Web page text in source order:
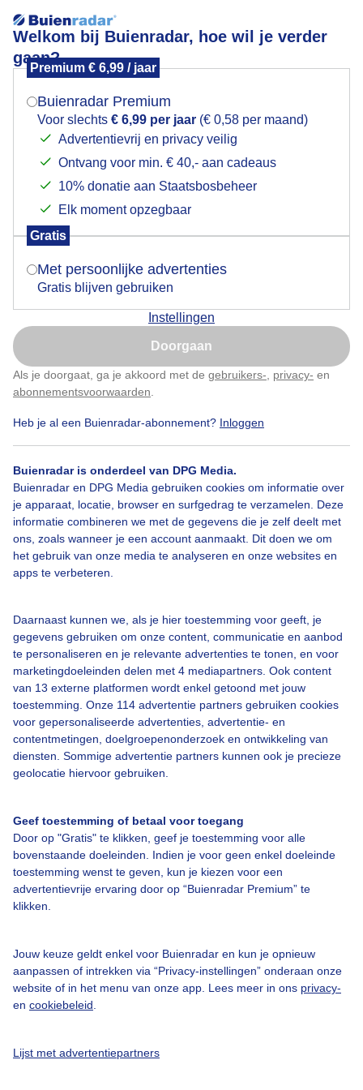
Welkom bij Buienradar, hoe wil je verder
gaan?
Premium € 6,99 / jaar
Buienradar Premium
Voor slechts € 6,99 per jaar (€ 0,58 per maand)
Advertentievrij en privacy veilig
Ontvang voor min. € 40,- aan cadeaus
10% donatie aan Staatsbosbeheer
Elk moment opzegbaar
Gratis
Met persoonlijke advertenties
Gratis blijven gebruiken
Instellingen
Doorgaan
Als je doorgaat, ga je akkoord met de gebruikers- privacy- en
abonnementsvoorwaarden
Heb je al een Buienradar-abonnement? Inloggen
Buienradar is onderdeel van DPG Media.
Buienradar en DPG Media gebruiken cookies om informatie over
je apparaat, locatie, browser en surfgedrag te verzamelen. Deze
informatie combineren we met de gegevens die je zelf deelt met
ons, zoals wanneer je een account aanmaakt. Dit doen we om
het gebruik van onze media te analyseren en onze websites en
apps te verbeteren.
Daarnaast kunnen we, als je hier toestemming voor geeft, je
gegevens gebruiken om onze content, communicatie en aanbod
te personaliseren en je relevante advertenties te tonen, en voor
marketingdoeleinden delen met 4 mediapartners. Ook content
van 13 externe platformen wordt enkel getoond met jouw
toestemming. Onze 114 advertentie partners gebruiken cookies
voor gepersonaliseerde advertenties, advertentie- en
contentmetingen, doelgroepenonderzoek en ontwikkeling van
diensten. Sommige advertentie partners kunnen ook je precieze
geolocatie hiervoor gebruiken.
Geef toestemming of betaal voor toegang
Door op "Gratis" te klikken, geef je toestemming voor alle
bovenstaande doeleinden. Indien je voor geen enkel doeleinde
toestemming wenst te geven, kun je kiezen voor een
advertentievrije ervaring door op “Buienradar Premium” te
klikken.
Jouw keuze geldt enkel voor Buienradar en kun je opnieuw
aanpassen of intrekken via “Privacy-instellingen” onderaan onze
website of in het menu van onze app. Lees meer in ons privacy-
en cookiebeleid
Lijst met advertentiepartners
in de polder
Door: Piet Grim Gemaakt: 05-09-2025, 28x bekeken
Zon Wolken
Bekijk slideshow
Over Buienradar
Bedrijfsgegevens
Contact
Toegankelijkheid
Gebruikersvoorwaarden
Adverteren
Privacy beleid
Cookie beleid
Mogen we je locatie gebruiken voor het
Indien je hier nog geen akkoord op hebt gegeven,
verschijnt er zo een pop-up uit je browser waarin
Is goed, toon de popup
Nu niet, misschien later
Klik hierom dit aan te passen